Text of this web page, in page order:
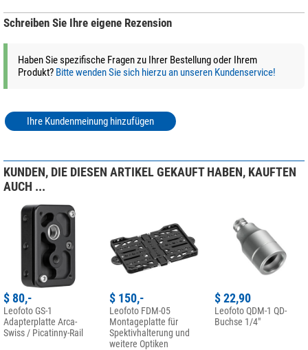
+ Weitere Zubehörprodukte in dieser Kategorie: 1
Schreiben Sie Ihre eigene Rezension
Haben Sie spezifische Fragen zu Ihrer Bestellung oder Ihrem
Produkt? Bitte wenden Sie sich hierzu an unseren Kundenservice!
Ihre Kundenmeinung hinzufügen
KUNDEN, DIE DIESEN ARTIKEL GEKAUFT HABEN, KAUFTEN
AUCH ...
$ 80,-
Leofoto GS-1
Adapterplatte Arca-
Swiss / Picatinny-Rail
$ 150,-
Leofoto FDM-05
Montageplatte für
Spektivhalterung und
weitere Optiken
$ 22,90
Leofoto QDM-1 QD-
Buchse 1/4"